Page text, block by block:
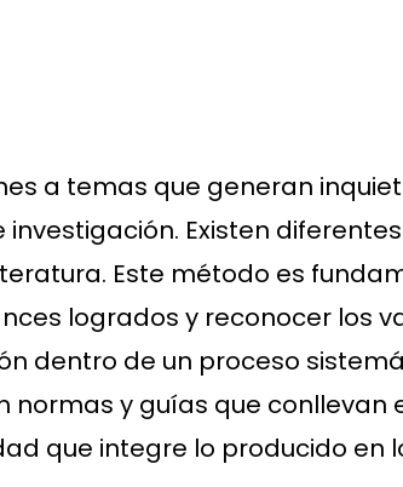
a temas que generan
Existen
Este método es
logrados y reconocer los
dentro de un proceso
normas y guías que
que integre lo producido en